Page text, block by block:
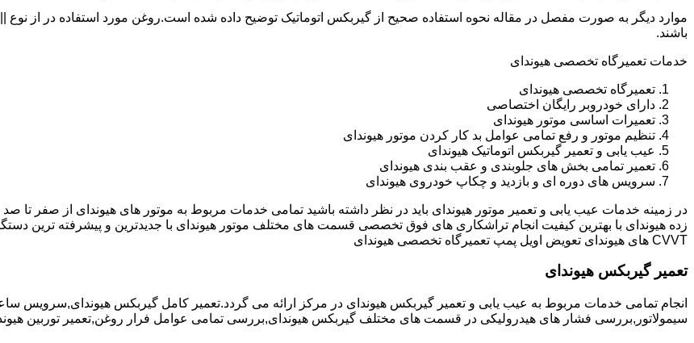
باشند.
خدمات تعمیرگاه تخصصی هیوندای
تعمیرگاه تخصصی هیوندای
دارای خودروبر رایگان اختصاصی
تعمیرات اساسی موتور هیوندای
تنظیم موتور و رفع تمامی عوامل بد کار کردن موتور هیوندای
عیب یابی و تعمیر گیربکس اتوماتیک هیوندای
تعمیر تمامی بخش های جلوبندی و عقب بندی هیوندای
سرویس های دوره ای و بازدید و چکاپ خودروی هیوندای
در زمینه خدمات عیب یابی و تعمیر موتور هیوندای باید در نظر داشته باشید تمامی خدمات مربوط به موتور های هیوندای از صفر تا
زده هیوندای با بهترین کیفیت انجام تراشکاری های فوق تخصصی قسمت های مختلف موتور هیوندای با جدیدترین و پیشرفته ترین
CVVT های هیوندای تعویض اویل پمپ تعمیرگاه تخصصی هیوندای
تعمیر گیربکس هیوندای
انجام تمامی خدمات مربوط به عیب یابی و تعمیر گیربکس هیوندای در مرکز ارائه می گردد.تعمیر کامل گیربکس هیوندای,سرویس
سیمولاتور,بررسی فشار های هیدرولیکی در قسمت های مختلف گیربکس هیوندای,بررسی تمامی عوامل فرار روغن,تعمیر توربین